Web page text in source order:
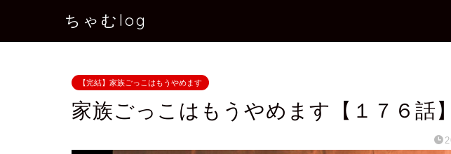
ちゃむlog
【完結】家族ごっこはもうやめます
家族ごっこはもうやめます【１７６話